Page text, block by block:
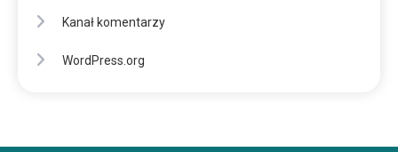
Kanał komentarzy
WordPress.org